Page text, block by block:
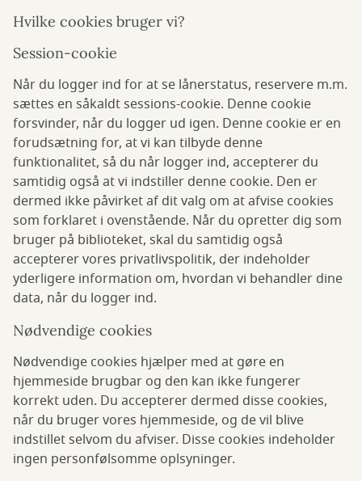
Hvilke cookies bruger vi?
Session-cookie
Når du logger ind for at se lånerstatus, reservere m.m.
sættes en såkaldt sessions-cookie. Denne cookie
forsvinder, når du logger ud igen. Denne cookie er en
forudsætning for, at vi kan tilbyde denne
funktionalitet, så du når logger ind, accepterer du
samtidig også at vi indstiller denne cookie. Den er
dermed ikke påvirket af dit valg om at afvise cookies
som forklaret i ovenstående. Når du opretter dig som
bruger på biblioteket, skal du samtidig også
accepterer vores privatlivspolitik, der indeholder
yderligere information om, hvordan vi behandler dine
data, når du logger ind.
Nødvendige cookies
Nødvendige cookies hjælper med at gøre en
hjemmeside brugbar og den kan ikke fungerer
korrekt uden. Du accepterer dermed disse cookies,
når du bruger vores hjemmeside, og de vil blive
indstillet selvom du afviser. Disse cookies indeholder
ingen personfølsomme oplsyninger.